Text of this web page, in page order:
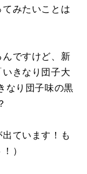
みたいことは
ですけど、新
きなり団子大
なり団子味の黒
出ています！も
）